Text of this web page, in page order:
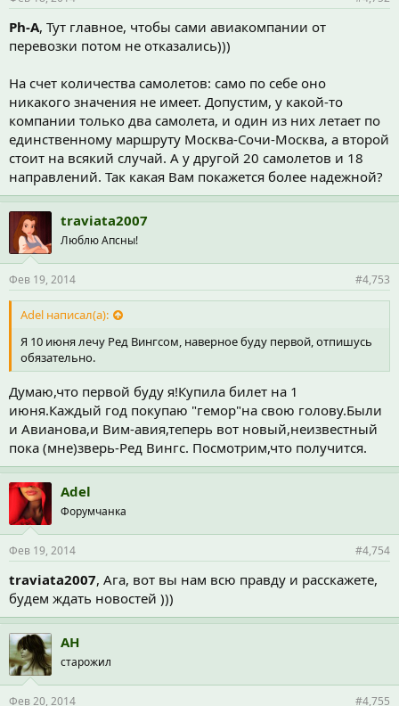
Ph-A, Тут главное, чтобы сами авиакомпании от
перевозки потом не отказались)))
На счет количества самолетов: само по себе оно
никакого значения не имеет. Допустим, у какой-то
компании только два самолета, и один из них летает по
единственному маршруту Москва-Сочи-Москва, а второй
стоит на всякий случай. А у другой 20 самолетов и 18
направлений. Так какая Вам покажется более надежной?
traviata2007
Люблю Апсны!
Фев 19, 2014 #4,753
Adel написал(а):
Я 10 июня лечу Ред Вингсом, наверное буду первой, отпишусь
обязательно.
Думаю,что первой буду я!Купила билет на 1
июня.Каждый год покупаю "гемор"на свою голову.Были
и Авианова,и Вим-авия,теперь вот новый,неизвестный
пока (мне)зверь-Ред Вингс. Посмотрим,что получится.
Adel
Форумчанка
Фев 19, 2014 #4,754
traviata2007, Ага, вот вы нам всю правду и расскажете,
будем ждать новостей )))
АН
старожил
Фев 20, 2014 #4,755